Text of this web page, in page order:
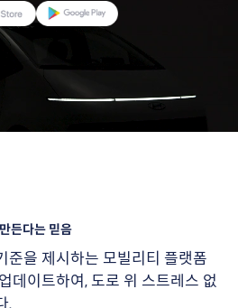
든다는 믿음
준을 제시하는 모빌리티 플랫폼
데이트하여, 도로 위 스트레스 없
.